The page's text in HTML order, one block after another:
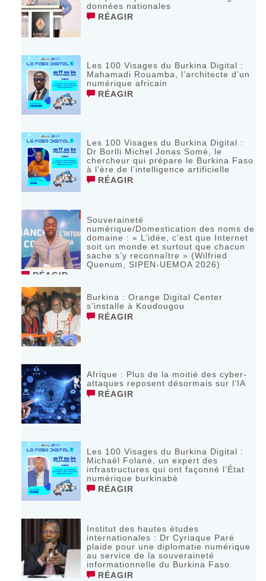
données nationales
RÉAGIR
Les 100 Visages du Burkina Digital :
Mahamadi Rouamba, l’architecte d’un
numérique africain
RÉAGIR
Les 100 Visages du Burkina Digital :
Dr Borlli Michel Jonas Somé, le
chercheur qui prépare le Burkina Faso
à l’ère de l’intelligence artificielle
RÉAGIR
Souveraineté
numérique/Domestication des noms de
domaine : « L’idée, c’est que Internet
soit un monde et surtout que chacun
sache s’y reconnaître » (Wilfried
Quenum, SIPEN-UEMOA 2026)
RÉAGIR
Burkina : Orange Digital Center
s’installe à Koudougou
RÉAGIR
Afrique : Plus de la moitié des cyber-
attaques reposent désormais sur l’IA
RÉAGIR
Les 100 Visages du Burkina Digital :
Michaël Folané, un expert des
infrastructures qui ont façonné l’État
numérique burkinabè
RÉAGIR
Institut des hautes études
internationales : Dr Cyriaque Paré
plaide pour une diplomatie numérique
au service de la souveraineté
informationnelle du Burkina Faso
RÉAGIR